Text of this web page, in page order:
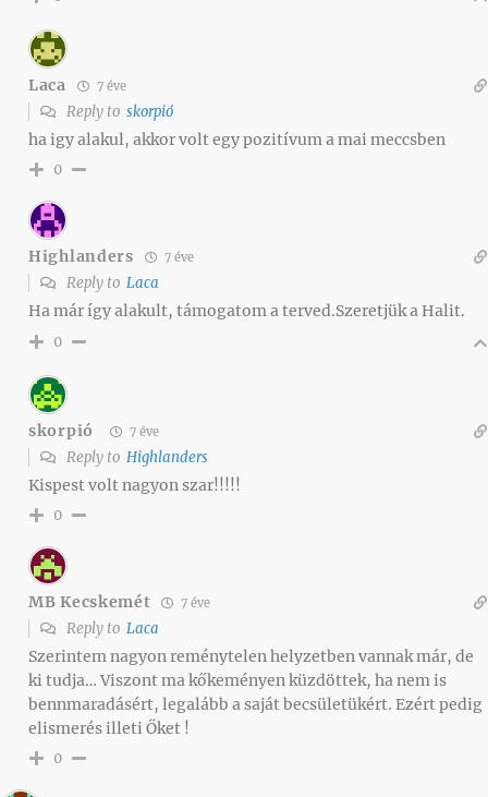
Laca 7 éve
Reply to skorpió
ha igy alakul, akkor volt egy pozitívum a mai meccsben
0
Highlanders 7 éve
Reply to Laca
Ha már így alakult, támogatom a terved.Szeretjük a Halit.
0
skorpió 7 éve
Reply to Highlanders
Kispest volt nagyon szar!!!!!
0
MB Kecskemét 7 éve
Reply to Laca
Szerintem nagyon reménytelen helyzetben vannak már, de
ki tudja… Viszont ma kőkeményen küzdöttek, ha nem is
bennmaradásért, legalább a saját becsületükért. Ezért pedig
elismerés illeti Őket !
0